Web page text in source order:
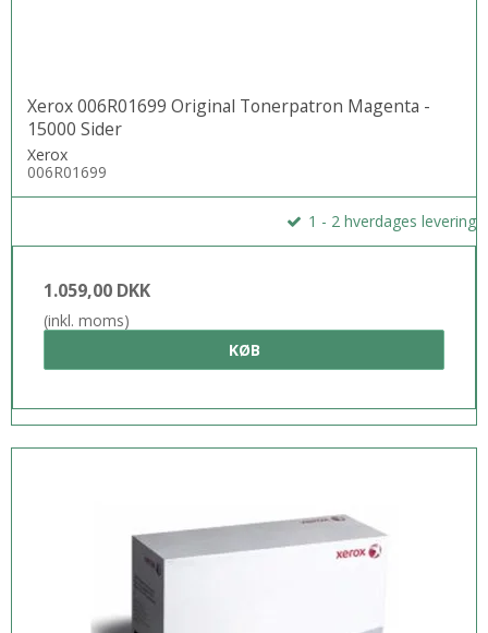
Xerox 006R01699 Original Tonerpatron Magenta -
15000 Sider
Xerox
006R01699
1 - 2 hverdages levering
1.059,00 DKK
(inkl. moms)
KØB